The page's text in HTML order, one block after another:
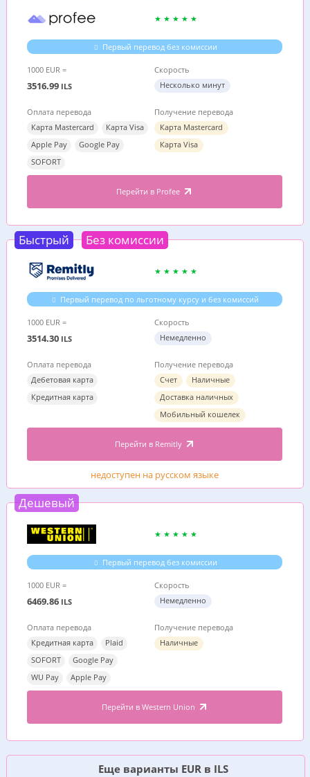
Первый перевод без комиссии
1000 EUR =
3516.99 ILS
Скорость
Несколько минут
Оплата перевода
Карта Mastercard
Карта Visa
Apple Pay
Google Pay
SOFORT
Получение перевода
Карта Mastercard
Карта Visa
Перейти в Profee
Быстрый Без комиссии
Первый перевод по льготному курсу и без комиссий
1000 EUR =
3514.30 ILS
Скорость
Немедленно
Оплата перевода
Дебетовая карта
Кредитная карта
Получение перевода
Счет
Наличные
Доставка наличных
Мобильный кошелек
Перейти в Remitly
недоступен на русском языке
Дешевый
Первый перевод без комиссии
1000 EUR =
6469.86 ILS
Скорость
Немедленно
Оплата перевода
Кредитная карта
Plaid
SOFORT
Google Pay
WU Pay
Apple Pay
Получение перевода
Наличные
Перейти в Western Union
Еще варианты EUR в ILS